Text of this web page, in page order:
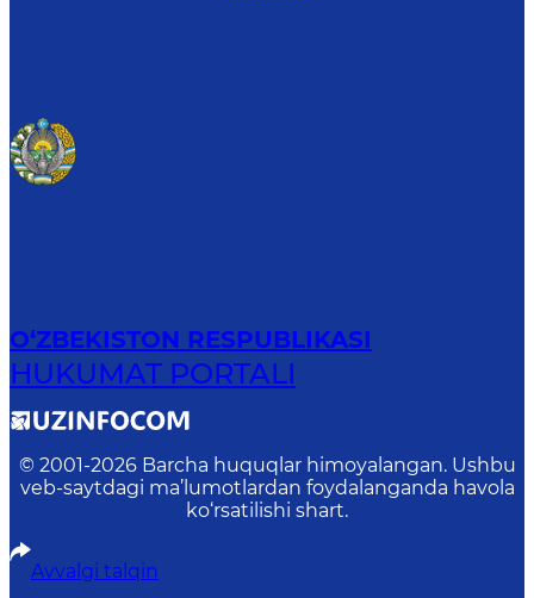
O‘ZBEKISTON RESPUBLIKASI
HUKUMAT PORTALI
© 2001-2026 Barcha huquqlar himoyalangan. Ushbu
veb-saytdagi ma’lumotlardan foydalanganda havola
ko‘rsatilishi shart.
Avvalgi talqin